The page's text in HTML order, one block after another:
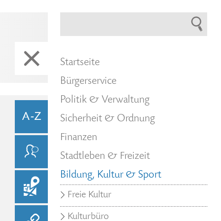
Startseite
Bürgerservice
Politik & Verwaltung
Sicherheit & Ordnung
Finanzen
Stadtleben & Freizeit
Bildung, Kultur & Sport
Freie Kultur
Kulturbüro